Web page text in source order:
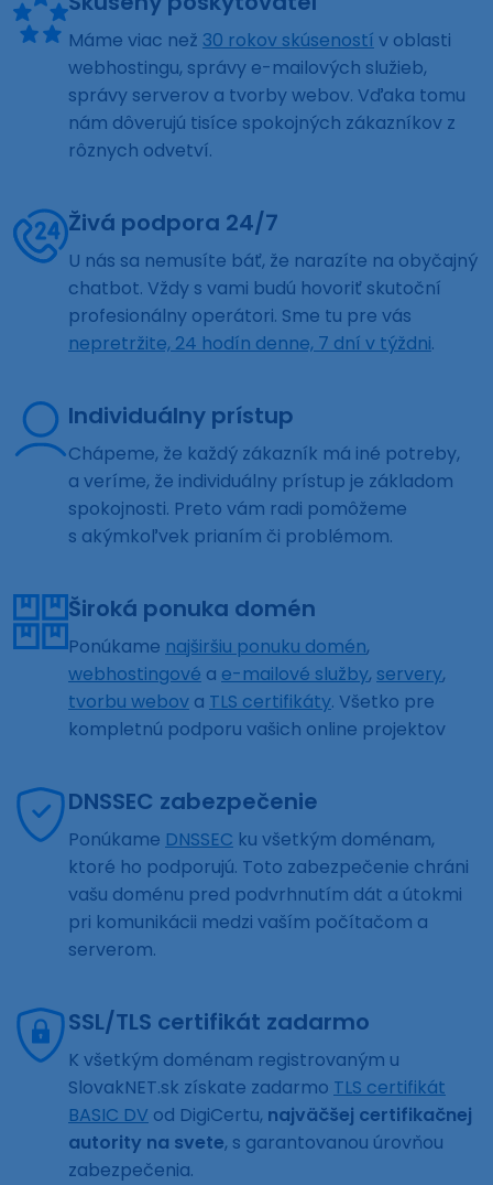
Máme viac než 30 rokov skúseností v oblasti
webhostingu, správy e-mailových služieb,
správy serverov a tvorby webov. Vďaka tomu
nám dôverujú tisíce spokojných zákazníkov z
rôznych odvetví.
Živá podpora 24/7
U nás sa nemusíte báť, že narazíte na obyčajný
chatbot. Vždy s vami budú hovoriť skutoční
profesionálny operátori. Sme tu pre vás
nepretržite, 24 hodín denne, 7 dní v týždni.
Individuálny prístup
Chápeme, že každý zákazník má iné potreby,
a veríme, že individuálny prístup je základom
spokojnosti. Preto vám radi pomôžeme
s akýmkoľvek prianím či problémom.
Široká ponuka domén
Ponúkame najširšiu ponuku domén,
webhostingové a e-mailové služby, servery,
tvorbu webov a TLS certifikáty. Všetko pre
kompletnú podporu vašich online projektov
DNSSEC zabezpečenie
Ponúkame DNSSEC ku všetkým doménam,
ktoré ho podporujú. Toto zabezpečenie chráni
vašu doménu pred podvrhnutím dát a útokmi
pri komunikácii medzi vaším počítačom a
serverom.
SSL/TLS certifikát zadarmo
K všetkým doménam registrovaným u
SlovakNET.sk získate zadarmo TLS certifikát
BASIC DV od DigiCertu, najväčšej certifikačnej
autority na svete, s garantovanou úrovňou
zabezpečenia.